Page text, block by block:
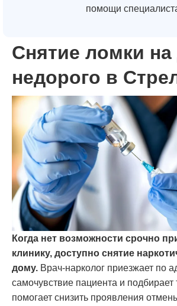
помощи
Снятие ломки
недорого в
Когда нет возможности срочно
клинику, доступно снятие
дому. Врач-нарколог приезжает по
самочувствие пациента и подбирает
помогает снизить проявления